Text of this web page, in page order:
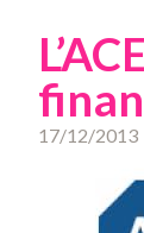
17/12/2013